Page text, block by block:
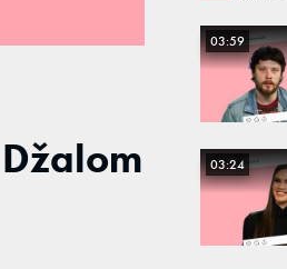
03:59
03:24